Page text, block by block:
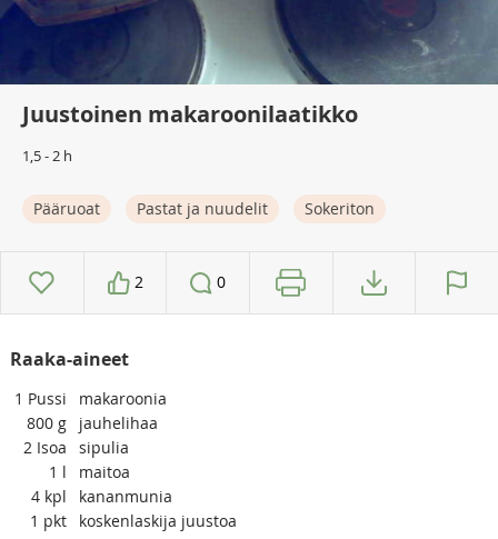
Juustoinen makaroonilaatikko
1,5 - 2 h
Pääruoat Pastat ja nuudelit Sokeriton
2 0
Raaka-aineet
1 Pussi
makaroonia
800 g
jauhelihaa
2 Isoa
sipulia
1 l
maitoa
4 kpl
kananmunia
1 pkt koskenlaskija juustoa